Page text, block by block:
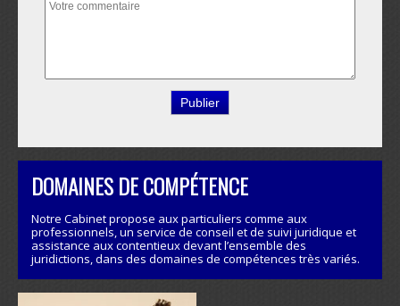
DOMAINES DE COMPÉTENCE
Notre Cabinet propose aux particuliers comme aux
professionnels, un service de conseil et de suivi juridique et
assistance aux contentieux devant l’ensemble des
juridictions, dans des domaines de compétences très variés.